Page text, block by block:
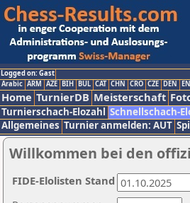
Logged on: Gast
Arabic ARM AZE BIH BUL CAT CHN CRO CZE DEN
Home TurnierDB Meisterschaft
Turnierschach-Elozahl Schnellschach-
Allgemeines Turnier anmelden: AUT
Willkommen bei den
FIDE-Elolisten Stand